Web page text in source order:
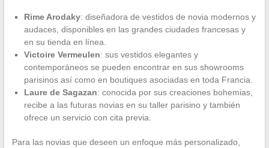
Rime Arodaky: diseñadora de vestidos de novia modernos y
audaces, disponibles en las grandes ciudades francesas y
en su tienda en línea.
Victoire Vermeulen: sus vestidos elegantes y
contemporáneos se pueden encontrar en sus showrooms
parisinos así como en boutiques asociadas en toda Francia.
Laure de Sagazan: conocida por sus creaciones bohemias,
recibe a las futuras novias en su taller parisino y también
ofrece un servicio con cita previa.
Para las novias que deseen un enfoque más personalizado,